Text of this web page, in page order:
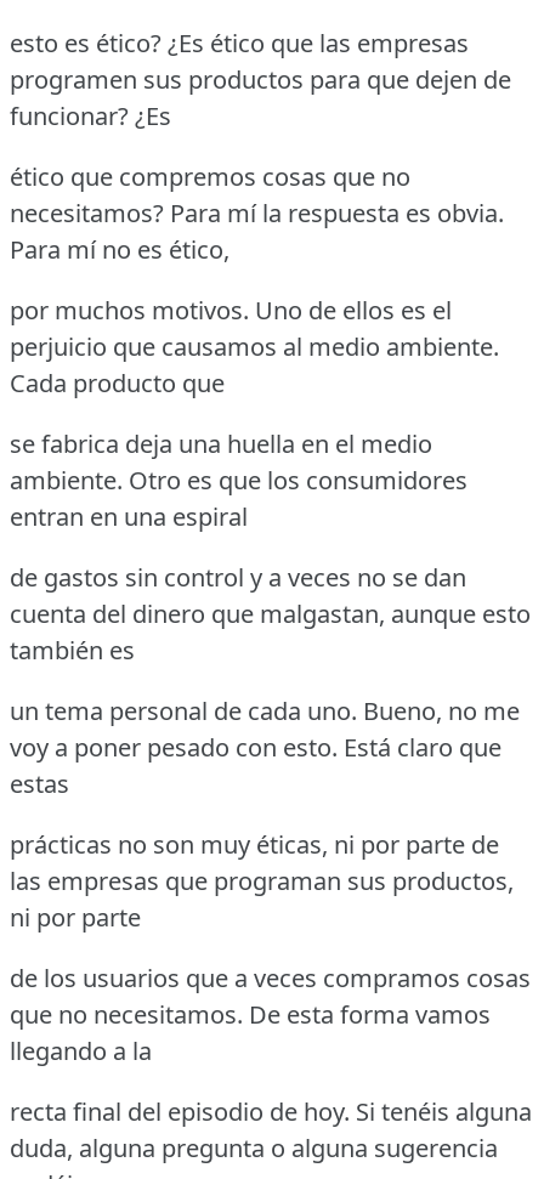
esto es ético? ¿Es ético que las empresas
programen sus productos para que dejen de
funcionar? ¿Es
ético que compremos cosas que no
necesitamos? Para mí la respuesta es obvia.
Para mí no es ético,
por muchos motivos. Uno de ellos es el
perjuicio que causamos al medio ambiente.
Cada producto que
se fabrica deja una huella en el medio
ambiente. Otro es que los consumidores
entran en una espiral
de gastos sin control y a veces no se dan
cuenta del dinero que malgastan, aunque esto
también es
un tema personal de cada uno. Bueno, no me
voy a poner pesado con esto. Está claro que
estas
prácticas no son muy éticas, ni por parte de
las empresas que programan sus productos,
ni por parte
de los usuarios que a veces compramos cosas
que no necesitamos. De esta forma vamos
llegando a la
recta final del episodio de hoy. Si tenéis alguna
duda, alguna pregunta o alguna sugerencia